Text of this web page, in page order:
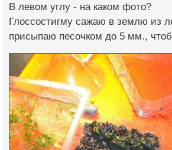
В левом углу - на каком фото?
Глоссостигму сажаю в землю из
присыпаю песочком до 5 мм.,